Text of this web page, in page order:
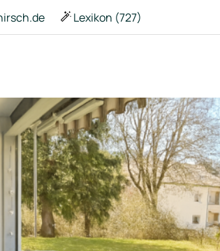
Lexikon (727)